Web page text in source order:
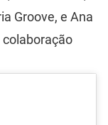
Groove, e Ana
colaboração